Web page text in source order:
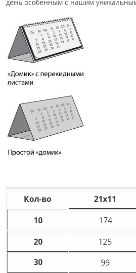
день особенным с нашим
Кол-во 21х11
10
174
20
125
30
99